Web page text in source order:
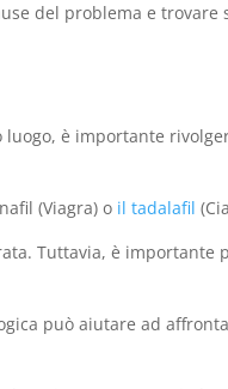
del problema e trovare
è importante
(Viagra) o il tadalafil
Tuttavia, è importante
può aiutare ad